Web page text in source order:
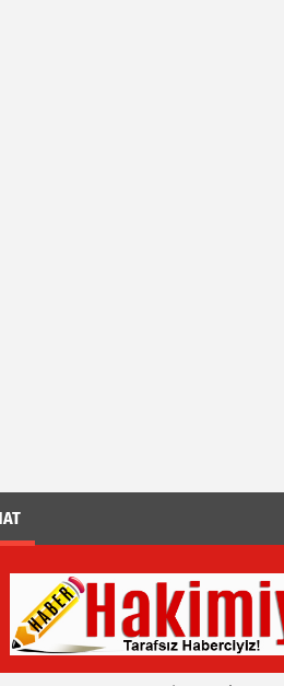
MERYEM AKIN
UMUTLARIN YÜKSELİŞİ